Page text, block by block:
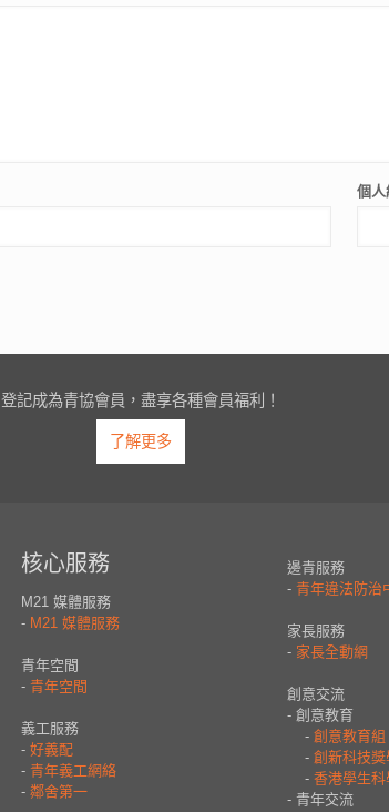
個人
登記成為青協會員，盡享各種會員福利！
了解更多